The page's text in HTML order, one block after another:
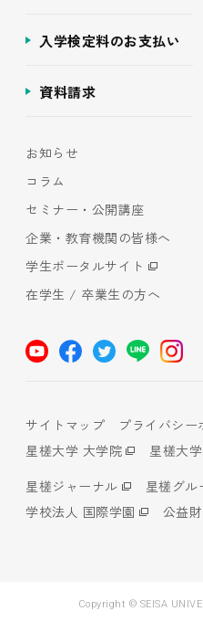
入学検定料のお支払い
資料請求
お知らせ
コラム
セミナー・公開講座
企業・教育機関の皆様へ
学生ポータルサイト
在学生 / 卒業生の方へ
サイトマップ
プライバシー
星槎大学 大学院
星槎大
星槎ジャーナル
星槎グル
学校法人 国際学園
公益
Copyright © SEISA